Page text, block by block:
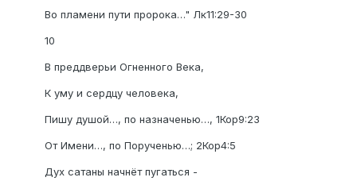
Во пламени пути пророка…" Лк11:29-30
10
В преддверьи Огненного Века,
К уму и сердцу человека,
Пишу душой…, по назначенью…, 1Кор9:23
От Имени…, по Порученью…; 2Кор4:5
Дух сатаны начнёт пугаться -